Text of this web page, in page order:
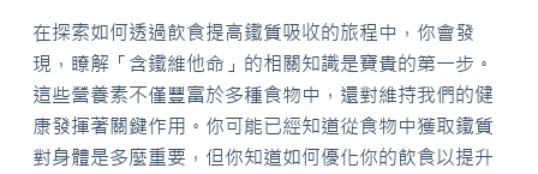
在探索如何透過飲食提高鐵質吸收的旅程中，你會發
現，瞭解「含鐵維他命」的相關知識是寶貴的第一步。
這些營養素不僅豐富於多種食物中，還對維持我們的健
康發揮著關鍵作用。你可能已經知道從食物中獲取鐵質
對身體是多麼重要，但你知道如何優化你的飲食以提升